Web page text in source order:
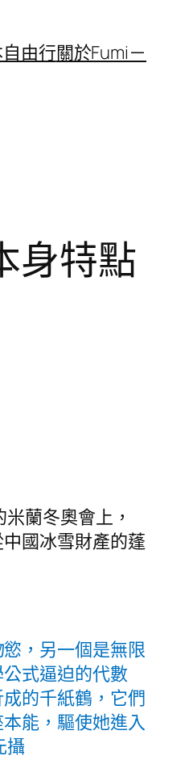
由行關於Fumi－
身特點
蘭冬奧會上，
國冰雪財產的蓬
，另一個是無限
式逼迫的代數
的千紙鶴，它們
能，驅使她進入
攝